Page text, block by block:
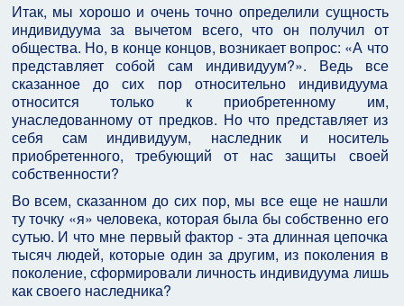
Итак, мы хорошо и очень точно определили сущность
индивидуума за вычетом всего, что он получил от
общества. Но, в конце концов, возникает вопрос: «А что
представляет собой сам индивидуум?». Ведь все
сказанное до сих пор относительно индивидуума
относится только к приобретенному им,
унаследованному от предков. Но что представляет из
себя сам индивидуум, наследник и носитель
приобретенного, требующий от нас защиты своей
собственности?
Во всем, сказанном до сих пор, мы все еще не нашли
ту точку «я» человека, которая была бы собственно его
сутью. И что мне первый фактор - эта длинная цепочка
тысяч людей, которые один за другим, из поколения в
поколение, сформировали личность индивидуума лишь
как своего наследника?